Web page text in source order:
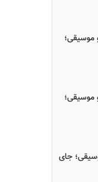
و موسیقی؛
و موسیقی؛
موسیقی؛ جای